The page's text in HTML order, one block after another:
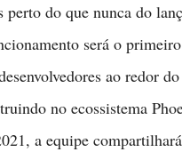
perto do que nunca do
será o
ao redor
no ecossistema
a equipe